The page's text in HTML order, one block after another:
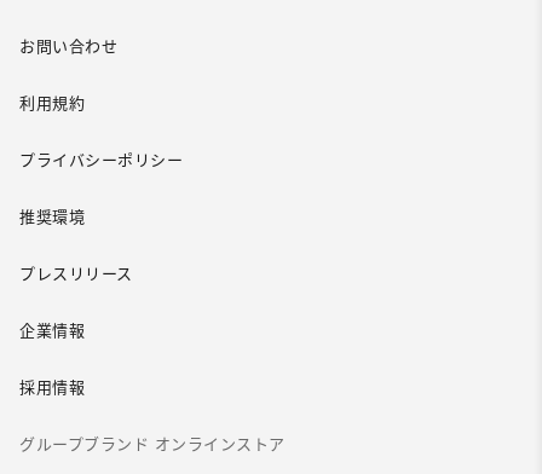
お問い合わせ
利用規約
プライバシーポリシー
推奨環境
プレスリリース
企業情報
採用情報
グループブランド オンラインストア